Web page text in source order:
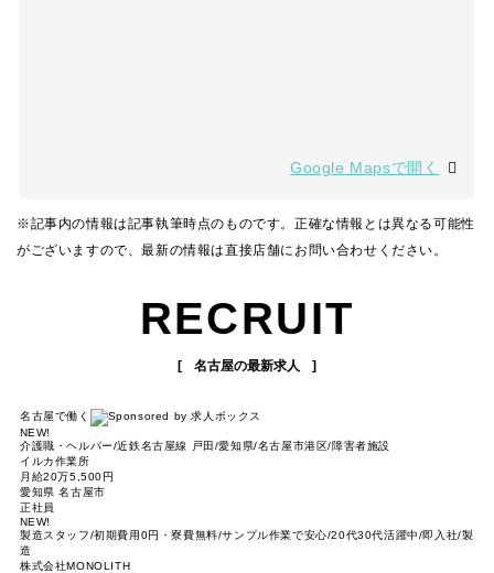
Google Mapsで開く
※記事内の情報は記事執筆時点のものです。正確な情報とは異なる可能性
がございますので、最新の情報は直接店舗にお問い合わせください。
RECRUIT
名古屋の最新求人
名古屋で働く
NEW!
介護職・ヘルパー/近鉄名古屋線 戸田/愛知県/名古屋市港区/障害者施設
イルカ作業所
月給20万5,500円
愛知県 名古屋市
正社員
NEW!
製造スタッフ/初期費用0円・寮費無料/サンプル作業で安心/20代30代活躍中/即入社/製
造
株式会社MONOLITH